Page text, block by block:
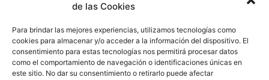
de las Cookies
Para brindar las mejores experiencias, utilizamos tecnologías como
cookies para almacenar y/o acceder a la información del dispositivo. El
consentimiento para estas tecnologías nos permitirá procesar datos
como el comportamiento de navegación o identificaciones únicas en
este sitio. No dar su consentimiento o retirarlo puede afectar
tu
electrónico